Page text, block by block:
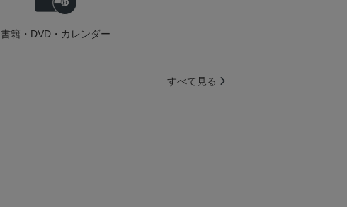
書籍・DVD・カレンダー
すべて見る